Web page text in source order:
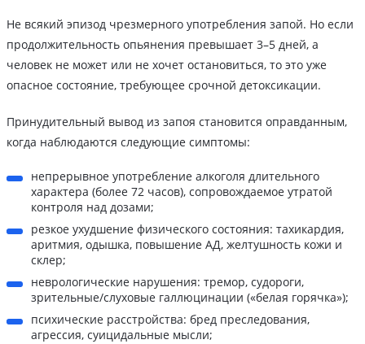
Не всякий эпизод чрезмерного употребления запой. Но если
продолжительность опьянения превышает 3–5 дней, а
человек не может или не хочет остановиться, то это уже
опасное состояние, требующее срочной детоксикации.
Принудительный вывод из запоя становится оправданным,
когда наблюдаются следующие симптомы:
непрерывное употребление алкоголя длительного
характера (более 72 часов), сопровождаемое утратой
контроля над дозами;
резкое ухудшение физического состояния: тахикардия,
аритмия, одышка, повышение АД, желтушность кожи и
склер;
неврологические нарушения: тремор, судороги,
зрительные/слуховые галлюцинации («белая горячка»);
психические расстройства: бред преследования,
агрессия, суицидальные мысли;